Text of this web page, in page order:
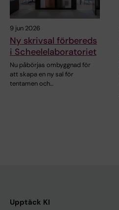
9 jun 2026
Ny skrivsal förbereds
i Scheelelaboratoriet
Nu påbörjas ombyggnad för
att skapa en ny sal för
tentamen och…
Upptäck KI